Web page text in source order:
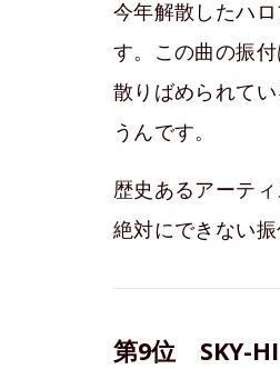
今年解散したハ
す。この曲の振
散りばめられて
うんです。
歴史あるアーテ
絶対にできない振
第9位 SKY-